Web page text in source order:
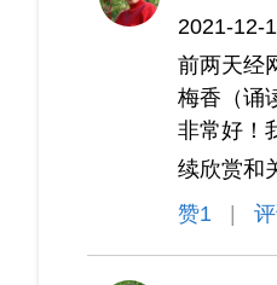
2021-12-
前两天经
梅香（诵
非常好！
续欣赏和
赞1